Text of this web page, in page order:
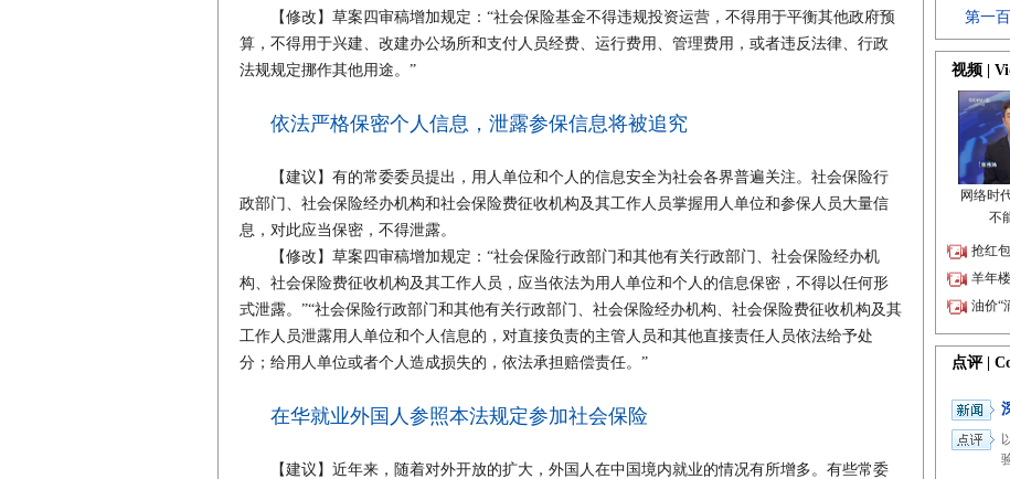
【修改】草案四审稿增加规定：“社会保险基金不得违规投资运营，不得用于平衡其他政府预
算，不得用于兴建、改建办公场所和支付人员经费、运行费用、管理费用，或者违反法律、行政
法规规定挪作其他用途。”
依法严格保密个人信息，泄露参保信息将被追究
【建议】有的常委委员提出，用人单位和个人的信息安全为社会各界普遍关注。社会保险行
政部门、社会保险经办机构和社会保险费征收机构及其工作人员掌握用人单位和参保人员大量信
息，对此应当保密，不得泄露。
【修改】草案四审稿增加规定：“社会保险行政部门和其他有关行政部门、社会保险经办机
构、社会保险费征收机构及其工作人员，应当依法为用人单位和个人的信息保密，不得以任何形
式泄露。”“社会保险行政部门和其他有关行政部门、社会保险经办机构、社会保险费征收机构及其
工作人员泄露用人单位和个人信息的，对直接负责的主管人员和其他直接责任人员依法给予处
分；给用人单位或者个人造成损失的，依法承担赔偿责任。”
在华就业外国人参照本法规定参加社会保险
【建议】近年来，随着对外开放的扩大，外国人在中国境内就业的情况有所增多。有些常委